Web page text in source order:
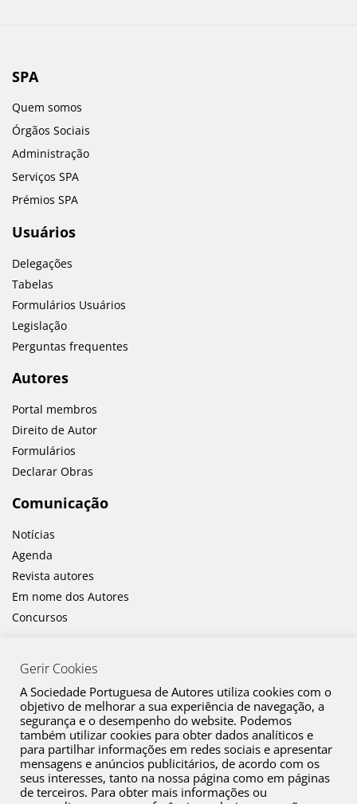
SPA
Quem somos
Órgãos Sociais
Administração
Serviços SPA
Prémios SPA
Usuários
Delegações
Tabelas
Formulários Usuários
Legislação
Perguntas frequentes
Autores
Portal membros
Direito de Autor
Formulários
Declarar Obras
Comunicação
Notícias
Agenda
Revista autores
Em nome dos Autores
Concursos
Canal de Denúncia
Plano de Prevenção de Riscos de Corrupção e Infrações Conexas
Política de Privacidade
Gerir Cookies
A Sociedade Portuguesa de Autores utiliza cookies com o
objetivo de melhorar a sua experiência de navegação, a
segurança e o desempenho do website. Podemos
também utilizar cookies para obter dados analíticos e
para partilhar informações em redes sociais e apresentar
mensagens e anúncios publicitários, de acordo com os
seus interesses, tanto na nossa página como em páginas
de terceiros. Para obter mais informações ou